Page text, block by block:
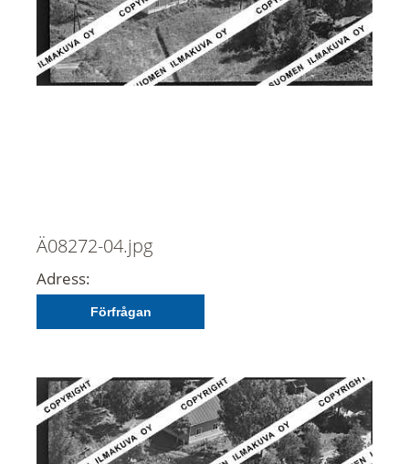
Ä08272-04.jpg
Adress:
Förfrågan